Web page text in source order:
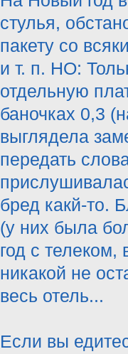
стулья,
пакету со
и т. п. НО:
отдельную
баночках 0,3
выглядела
передать
бред какй-то.
(у них была
год с телеком,
никакой не
весь отель...
Если вы